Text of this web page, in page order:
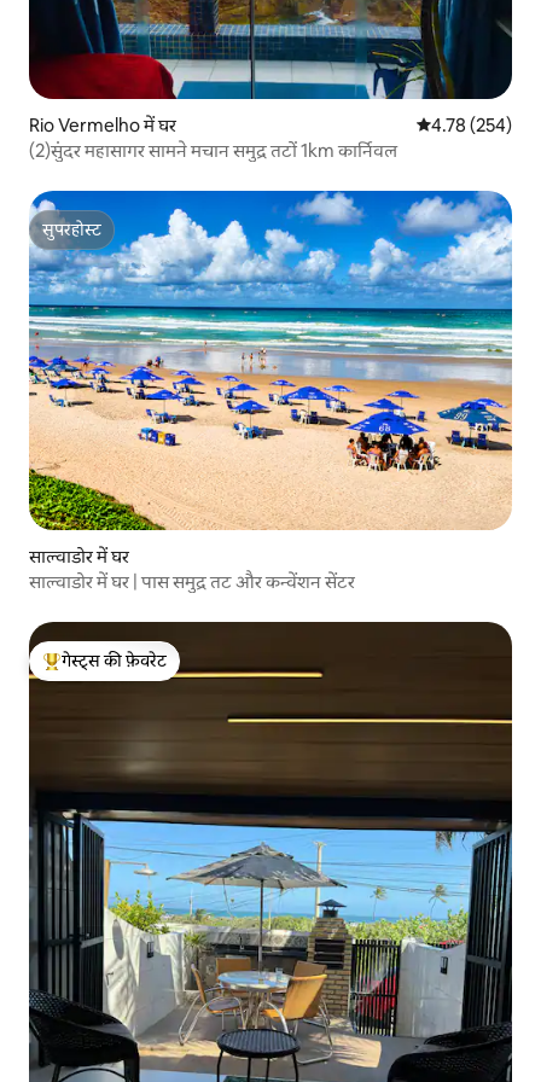
Rio Vermelho में घर औसत रेटिंग 5 में से
4.78 (254)
(2)सुंदर महासागर सामने मचान समुद्र तटों 1km कार्निवल
सुपरहोस्ट
सुपरहोस्ट
साल्वाडोर में घर
साल्वाडोर में घर | पास समुद्र तट और कन्वेंशन सेंटर
गेस्ट्स का टॉप फ़ेवरेट
गेस्ट्स की फ़ेवरेट